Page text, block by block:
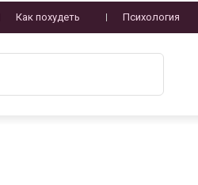
Как похудеть Психология